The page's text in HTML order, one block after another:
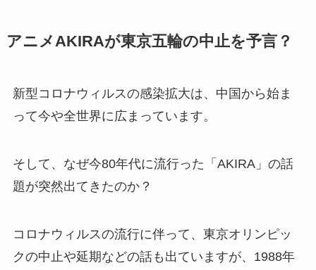
アニメAKIRAが東京五輪の中止を予言？
新型コロナウィルスの感染拡大は、中国から始ま
って今や全世界に広まっています。
そして、なぜ今80年代に流行った「AKIRA」の話
題が突然出てきたのか？
コロナウィルスの流行に伴って、東京オリンピッ
クの中止や延期などの話も出ていますが、1988年